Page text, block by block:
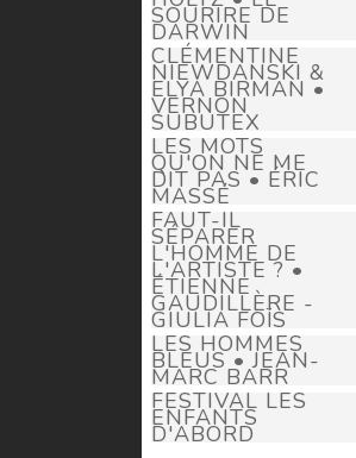
SOURIRE DE
DARWIN
CLÉMENTINE
NIEWDANSKI &
ELYA BIRMAN •
VERNON
SUBUTEX
LES MOTS
QU'ON NE ME
DIT PAS • ÉRIC
MASSÉ
FAUT-IL
SÉPARER
L'HOMME DE
L'ARTISTE ? •
ÉTIENNE
GAUDILLÈRE -
GIULIA FOÏS
LES HOMMES
BLEUS • JEAN-
MARC BARR
FESTIVAL LES
ENFANTS
D'ABORD